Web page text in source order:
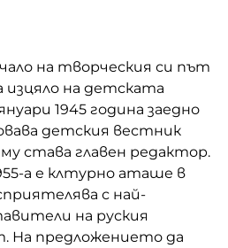
на творческия си път
изцяло на детската
1945 година заедно
детския вестник
става главен редактор.
а е клтурно аташе в
с най-
на руския
На предложението да